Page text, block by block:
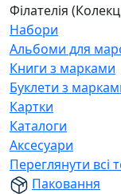
Філателія
Набори
Альбоми для
Книги з марками
Буклети з
Картки
Каталоги
Аксесуари
Переглянути всі
Паковання